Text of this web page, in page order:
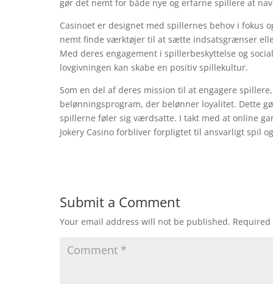
gør det nemt for både nye og erfarne spillere at
Casinoet er designet med spillernes behov i
nemt finde værktøjer til at sætte indsatsgrænser
Med deres engagement i spillerbeskyttelse og
lovgivningen kan skabe en positiv spillekultur.
Som en del af deres mission til at engagere
belønningsprogram, der belønner loyalitet. Dette
spillerne føler sig værdsatte. I takt med at online
Jokery Casino forbliver forpligtet til ansvarligt spil
Submit a Comment
Your email address will not be published.